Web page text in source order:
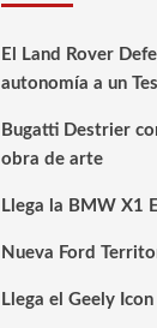
El Land Rover
autonomía a un
Bugatti Destrier
obra de arte
Llega la BMW X1
Nueva Ford
Llega el Geely